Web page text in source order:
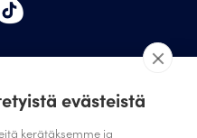
evästeistä
kerätäksemme ja